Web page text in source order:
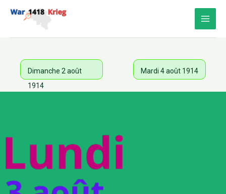
Dimanche 2 août
1914
Mardi 4 août 1914